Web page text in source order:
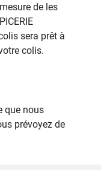
de les
sera prêt à
colis.
que nous
prévoyez de